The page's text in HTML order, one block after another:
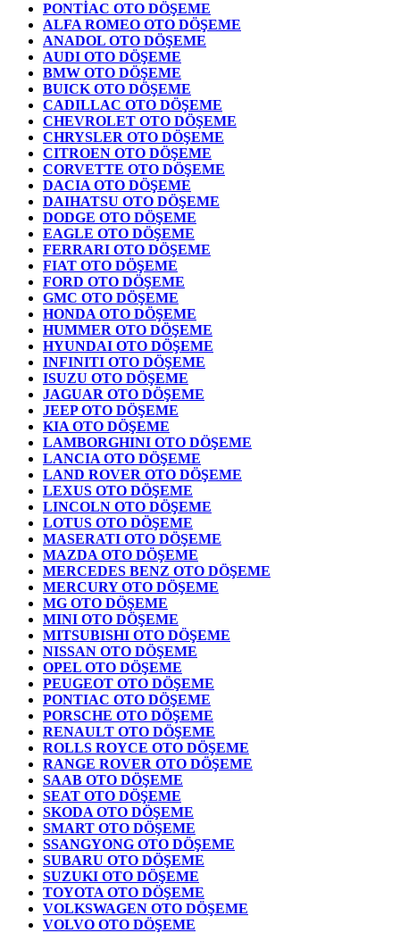
PONTİAC OTO DÖŞEME
ALFA ROMEO OTO DÖŞEME
ANADOL OTO DÖŞEME
AUDI OTO DÖŞEME
BMW OTO DÖŞEME
BUICK OTO DÖŞEME
CADILLAC OTO DÖŞEME
CHEVROLET OTO DÖŞEME
CHRYSLER OTO DÖŞEME
CITROEN OTO DÖŞEME
CORVETTE OTO DÖŞEME
DACIA OTO DÖŞEME
DAIHATSU OTO DÖŞEME
DODGE OTO DÖŞEME
EAGLE OTO DÖŞEME
FERRARI OTO DÖŞEME
FIAT OTO DÖŞEME
FORD OTO DÖŞEME
GMC OTO DÖŞEME
HONDA OTO DÖŞEME
HUMMER OTO DÖŞEME
HYUNDAI OTO DÖŞEME
INFINITI OTO DÖŞEME
ISUZU OTO DÖŞEME
JAGUAR OTO DÖŞEME
JEEP OTO DÖŞEME
KIA OTO DÖŞEME
LAMBORGHINI OTO DÖŞEME
LANCIA OTO DÖŞEME
LAND ROVER OTO DÖŞEME
LEXUS OTO DÖŞEME
LINCOLN OTO DÖŞEME
LOTUS OTO DÖŞEME
MASERATI OTO DÖŞEME
MAZDA OTO DÖŞEME
MERCEDES BENZ OTO DÖŞEME
MERCURY OTO DÖŞEME
MG OTO DÖŞEME
MINI OTO DÖŞEME
MITSUBISHI OTO DÖŞEME
NISSAN OTO DÖŞEME
OPEL OTO DÖŞEME
PEUGEOT OTO DÖŞEME
PONTIAC OTO DÖŞEME
PORSCHE OTO DÖŞEME
RENAULT OTO DÖŞEME
ROLLS ROYCE OTO DÖŞEME
RANGE ROVER OTO DÖŞEME
SAAB OTO DÖŞEME
SEAT OTO DÖŞEME
SKODA OTO DÖŞEME
SMART OTO DÖŞEME
SSANGYONG OTO DÖŞEME
SUBARU OTO DÖŞEME
SUZUKI OTO DÖŞEME
TOYOTA OTO DÖŞEME
VOLKSWAGEN OTO DÖŞEME
VOLVO OTO DÖŞEME